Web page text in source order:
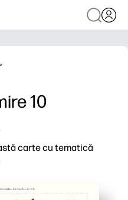
10
carte cu tematică
în câteva minute - fără